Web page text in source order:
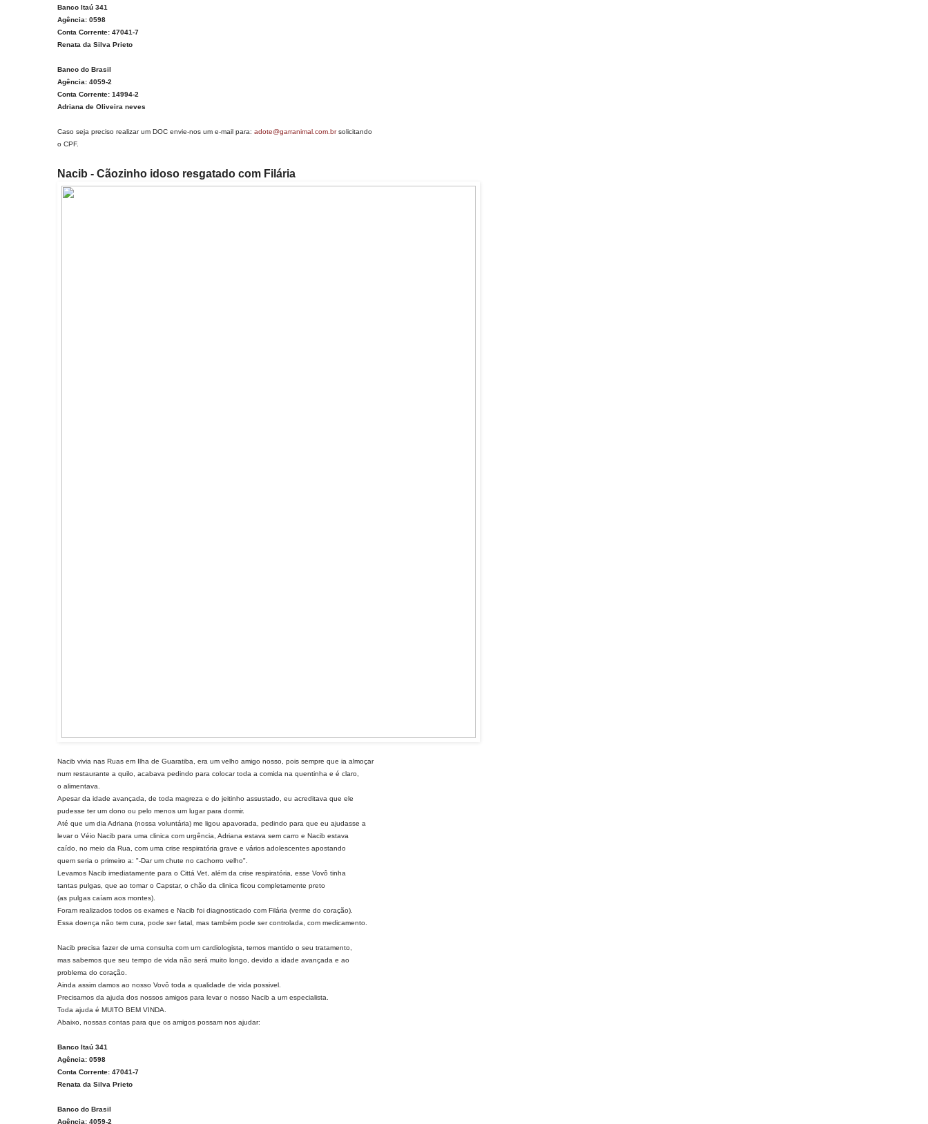
Banco Itaú 341
Agência: 0598
Conta Corrente: 47041-7
Renata da Silva Prieto
Banco do Brasil
Agência: 4059-2
Conta Corrente: 14994-2
Adriana de Oliveira neves
Caso seja preciso realizar um DOC envie-nos um e-mail para: adote@garranimal.com.brsolicitando
o CPF.
Nacib - Cãozinho idoso resgatado com Filária
Nacib vivia nas Ruas em Ilha de Guaratiba, era um velho amigo nosso, pois sempre que ia almoçar
num restaurante a quilo, acabava pedindo para colocar toda a comida na quentinha e é claro,
o alimentava.
Apesar da idade avançada, de toda magreza e do jeitinho assustado, eu acreditava que ele
pudesse ter um dono ou pelo menos um lugar para dormir.
Até que um dia Adriana (nossa voluntária) me ligou apavorada, pedindo para que eu ajudasse a
levar o Véio Nacib para uma clinica com urgência, Adriana estava sem carro e Nacib estava
caído, no meio da Rua, com uma crise respiratória grave e vários adolescentes apostando
quem seria o primeiro a: "-Dar um chute no cachorro velho".
Levamos Nacib imediatamente para o Cittá Vet, além da crise respiratória, esse Vovô tinha
tantas pulgas, que ao tomar o Capstar, o chão da clinica ficou completamente preto
(as pulgas caíam aos montes).
Foram realizados todos os exames e Nacib foi diagnosticado com Filária (verme do coração).
Essa doença não tem cura, pode ser fatal, mas também pode ser controlada, com medicamento.
Nacib precisa fazer de uma consulta com um cardiologista, temos mantido o seu tratamento,
mas sabemos que seu tempo de vida não será muito longo, devido a idade avançada e ao
problema do coração.
Ainda assim damos ao nosso Vovô toda a qualidade de vida possivel.
Precisamos da ajuda dos nossos amigos para levar o nosso Nacib a um especialista.
Toda ajuda é MUITO BEM VINDA.
Abaixo, nossas contas para que os amigos possam nos ajudar:
Banco Itaú 341
Agência: 0598
Conta Corrente: 47041-7
Renata da Silva Prieto
Banco do Brasil
Agência: 4059-2